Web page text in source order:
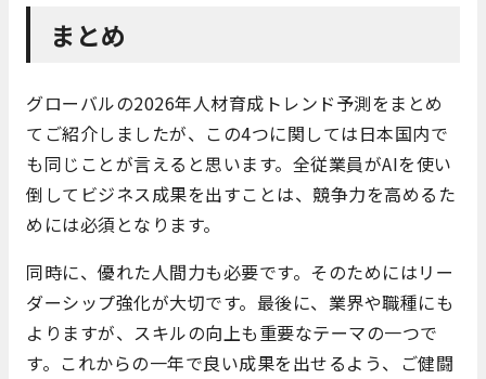
まとめ
グローバルの2026年人材育成トレンド予測をまとめ
てご紹介しましたが、この4つに関しては日本国内で
も同じことが言えると思います。全従業員がAIを使い
倒してビジネス成果を出すことは、競争力を高めるた
めには必須となります。
同時に、優れた人間力も必要です。そのためにはリー
ダーシップ強化が大切です。最後に、業界や職種にも
よりますが、スキルの向上も重要なテーマの一つで
す。これからの一年で良い成果を出せるよう、ご健闘